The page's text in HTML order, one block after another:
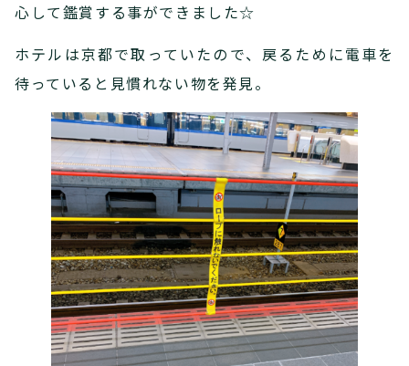
心して鑑賞する事ができました☆
ホテルは京都で取っていたので、戻るために電車を
待っていると見慣れない物を発見。